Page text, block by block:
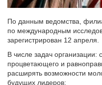
По данным ведомства,
по международным
зарегистрирован 12 апреля.
В числе задач организации:
процветающего и
расширять возможности
будущих лидеров;